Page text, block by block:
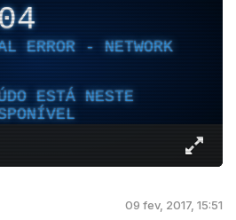
ERROR - NETWORK
ESTÁ NESTE
09 fev, 2017, 15:51